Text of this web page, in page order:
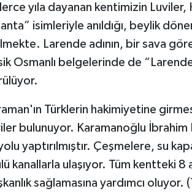
yıla dayanan kentimizin
isimleriyle anıldığı, beylik
Larende adının, bir sava
Osmanlı belgelerinde de
Türklerin hakimiyetine
bulunuyor. Karamanoğlu
yaptırılmıştır. Çeşmelere, su
kanallarla ulaşıyor. Tüm kentteki 8
sağlamasına yardımcı